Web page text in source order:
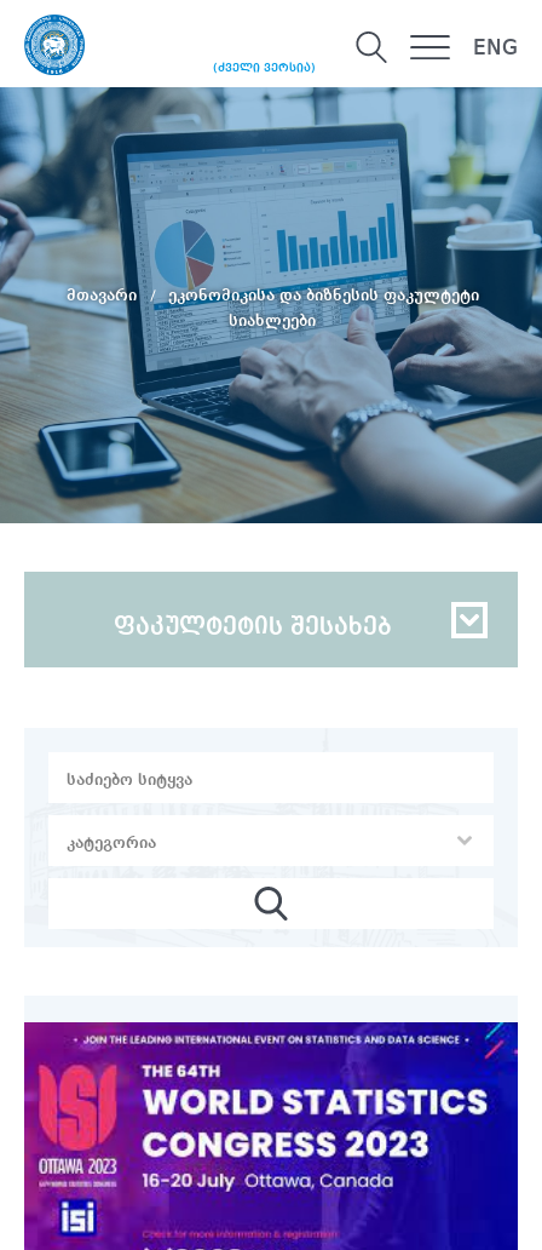
(ძველი ვერსია)
ENG
მთავარი
ეკონომიკისა და ბიზნესის ფაკულტეტი
სიახლეები
ფაკულტეტის შესახებ